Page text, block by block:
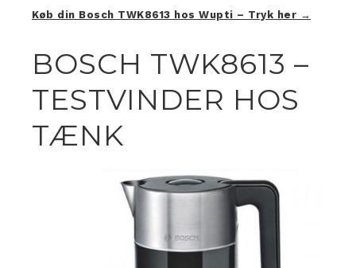
Køb din Bosch TWK8613 hos Wupti – Tryk her →
BOSCH TWK8613 –
TESTVINDER HOS
TÆNK